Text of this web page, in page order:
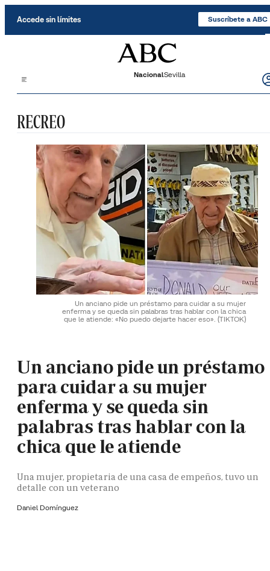
Accede sin límites Suscríbete a ABC
NacionalSevilla
RECREO
Un anciano pide un préstamo para cuidar a su mujer
enferma y se queda sin palabras tras hablar con la chica
que le atiende: «No puedo dejarte hacer eso». (TIKTOK)
Un anciano pide un préstamo
para cuidar a su mujer
enferma y se queda sin
palabras tras hablar con la
chica que le atiende
Una mujer, propietaria de una casa de empeños, tuvo un
detalle con un veterano
Daniel Domínguez